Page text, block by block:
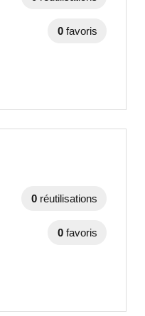
0 favoris
0 réutilisations
0 favoris